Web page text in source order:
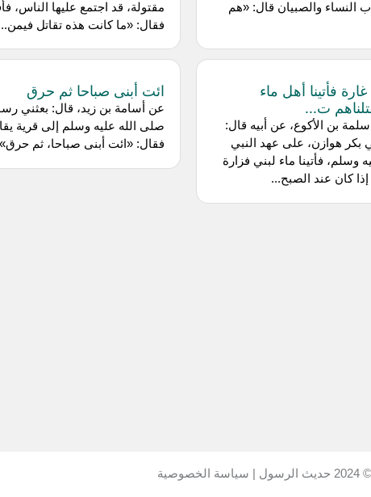
النساء والصبيان قال: «هم
فأتينا أهل ماء
ت...
بن الأكوع، عن أبيه قال:
بكر هوازن، على عهد النبي
وسلم، فأتينا ماء لبني فزارة
كان عند الصبح...
مقتولة، قد اجتمع عليها الناس،
فقال: «ما كانت هذه تقاتل
ائت أبنى صباحا ثم حرق
عن أسامة بن زيد، قال: بعثني
صلى الله عليه وسلم إلى قرية
فقال: «ائت أبنى صباحا، ثم حرق»
حديث الرسول | سياسة الخصوصية